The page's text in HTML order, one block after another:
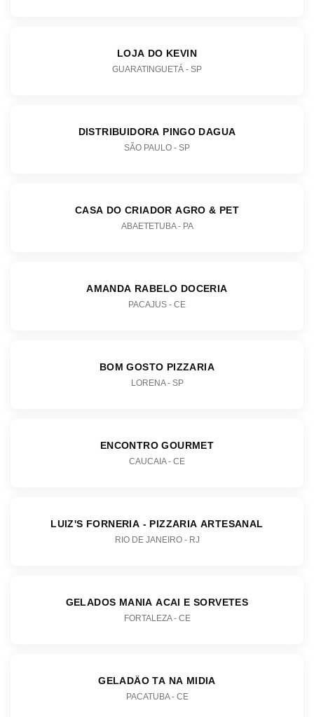
LOJA DO KEVIN
GUARATINGUETÁ - SP
DISTRIBUIDORA PINGO DAGUA
SÃO PAULO - SP
CASA DO CRIADOR AGRO & PET
ABAETETUBA - PA
AMANDA RABELO DOCERIA
PACAJUS - CE
BOM GOSTO PIZZARIA
LORENA - SP
ENCONTRO GOURMET
CAUCAIA - CE
LUIZ'S FORNERIA - PIZZARIA ARTESANAL
RIO DE JANEIRO - RJ
GELADOS MANIA ACAI E SORVETES
FORTALEZA - CE
GELADÂO TA NA MIDIA
PACATUBA - CE